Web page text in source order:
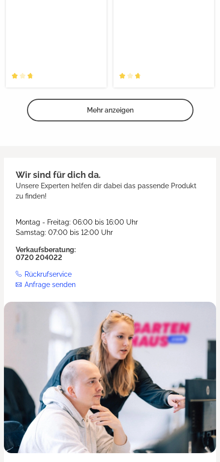
Mehr anzeigen
Wir sind für dich da.
Unsere Experten helfen dir dabei das passende Produkt
zu finden!
Montag - Freitag: 06:00 bis 16:00 Uhr
Samstag: 07:00 bis 12:00 Uhr
Verkaufsberatung:
0720 204022
Rückrufservice
Anfrage senden